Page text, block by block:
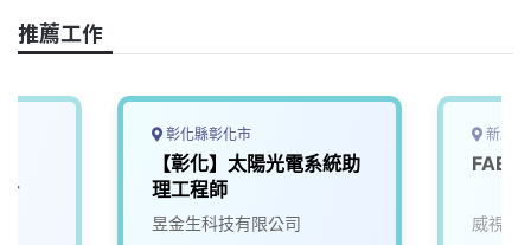
e
b
o
a
s
e
I
n
L
n
推薦工作
彰化縣彰化市
【彰化】太陽光電系統助
理工程師
昱金生科技有限公司
新北
FAE
威視康